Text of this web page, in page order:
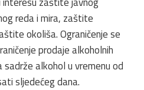
reda i mira, zaštite
okoliša. Ograničenje se
prodaje alkoholnih
sadrže alkohol u vremenu od
sljedećeg dana.